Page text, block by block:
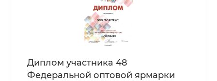
Диплом участника 48
Федеральной оптовой ярмарки